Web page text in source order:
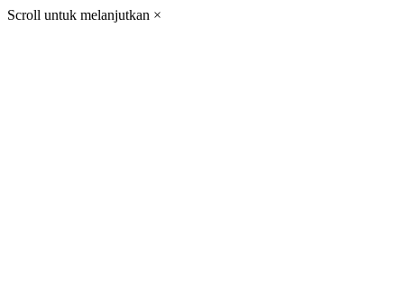
Scroll untuk melanjutkan ×